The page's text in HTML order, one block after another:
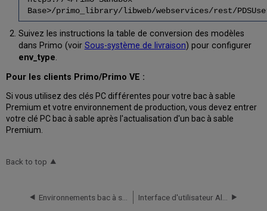
Base>/primo_library/libweb/webservices/rest/
Suivez les instructions la table de conversion des modèles
dans Primo (voir Sous-système de livraison) pour configurer
env_type.
Pour les clients Primo/Primo VE :
Si vous utilisez des clés PC différentes pour votre bac à sable
Premium et votre environnement de production, vous devez entrer
votre clé PC bac à sable après l'actualisation d'un bac à sable
Premium.
Back to top
Environnements bac à sable dans Alma Interface d'utilisateur Alma – Informations générales